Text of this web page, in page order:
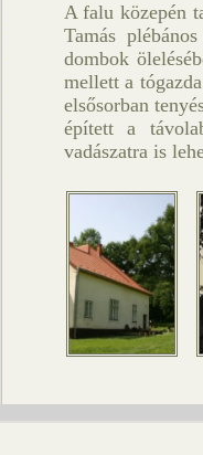
A falu közepén
Tamás
dombok
mellett a
elsősorban
épített a
vadászatra is